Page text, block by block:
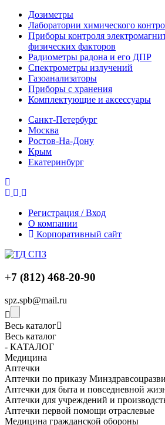
Дозиметры
Лаборатории химического
Приборы контроля
физических факторов
Радиометры радона и его ДПР
Спектрометры излучений
Газоанализаторы
Приборы с хранения
Комплектующие и аксессуары
Санкт-Петербург
Москва
Ростов-На-Дону
Крым
Екатеринбург
Регистрация / Вход
О компании
Корпоративный сайт
+7 (812) 468-20-90
spz.spb@mail.ru
Весь каталог
Весь каталог
- КАТАЛОГ
Медицина
Аптечки
Аптечки по приказу
Аптечки для быта и повседневной
Аптечки для учреждений и
Аптечки первой помощи отраслевые
Медицина гражданской обороны